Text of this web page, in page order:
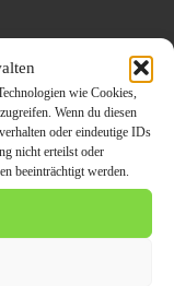
wie Cookies,
Wenn du diesen
oder eindeutige IDs
nicht erteilst oder
beeinträchtigt werden.
bei